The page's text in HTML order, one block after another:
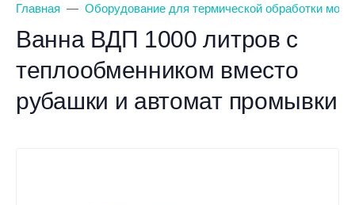
Главная Оборудование для термической обработки
Ванна ВДП 1000 литров с
теплообменником вместо
рубашки и автомат промывки